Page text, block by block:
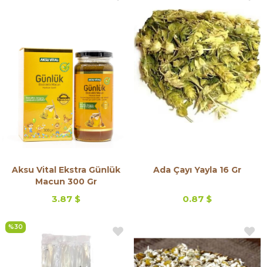
Aksu Vital Ekstra Günlük
Macun 300 Gr
3.87 $
Ada Çayı Yayla 16 Gr
0.87 $
%30